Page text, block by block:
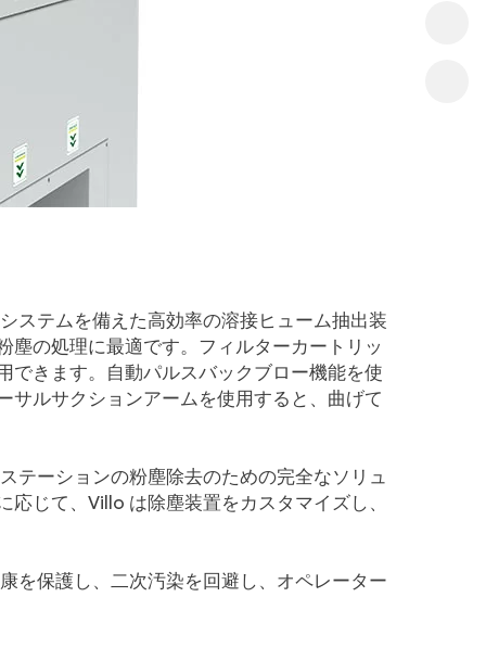
ステムを備えた高効率の溶接ヒューム抽出装
の処理に最適です。フィルターカートリッ
できます。自動パルスバックブロー機能を使
ルサクションアームを使用すると、曲げて
テーションの粉塵除去のための完全なソリュ
じて、Villo は除塵装置をカスタマイズし、
を保護し、二次汚染を回避し、オペレーター